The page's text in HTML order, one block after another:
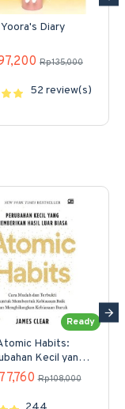
Yoora's Diary
Rp135,000
52 review(s)
Ready
Habits:
Kecil yang
Hasil Luar
Biasa
Rp108,000